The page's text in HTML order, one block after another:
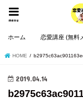
menu
ホーム 恋愛講座 (無料
HOME
2019.04.14